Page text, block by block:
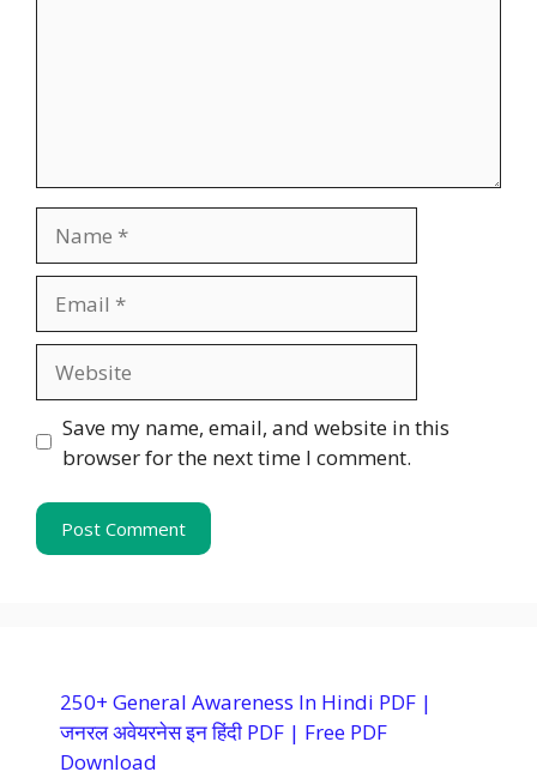
Save my name, email, and website in this
browser for the next time I comment.
250+ General Awareness In Hindi PDF |
जनरल अवेयरनेस इन हिंदी PDF | Free PDF
Download